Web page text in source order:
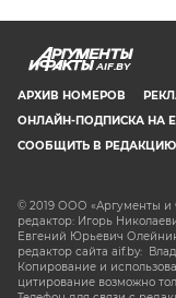
AIF.BY
АРХИВ НОМЕРОВ
ОНЛАЙН-ПОДПИСКА НА
СООБЩИТЬ В
© 2019 ООО «Аргументы и
редактор: Игорь
Евгений Юрьевич
редактор сайта aif.by:
Копирование и
цитирование возможно